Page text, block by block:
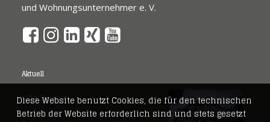
und Wohnungsunternehmer e. V.
Aktuell
Villa Brasch
Diese Website benutzt Cookies, die für den technischen
Betrieb der Website erforderlich sind und stets gesetzt